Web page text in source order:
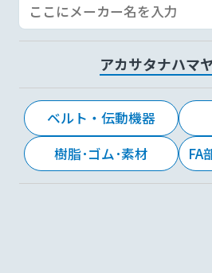
アカサタナハマ
ベルト・伝動機器
樹脂･ゴム･素材
FA